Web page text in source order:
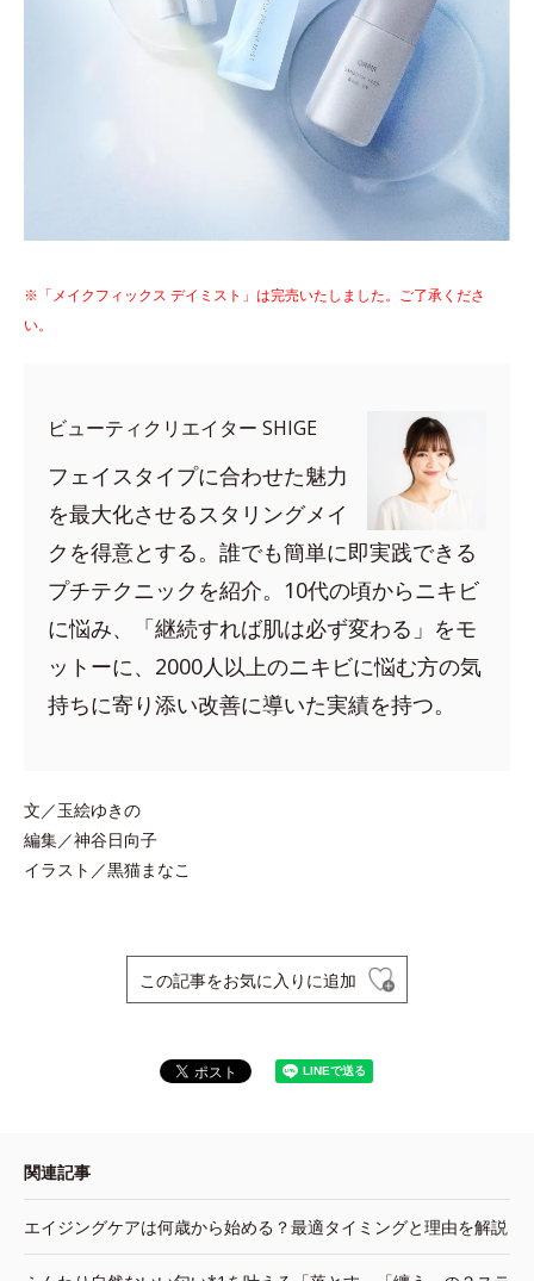
※「メイクフィックス デイミスト」は完売いたしました。ご了承くださ
い。
ビューティクリエイター SHIGE
フェイスタイプに合わせた魅力
を最大化させるスタリングメイ
クを得意とする。誰でも簡単に即実践できる
プチテクニックを紹介。10代の頃からニキビ
に悩み、「継続すれば肌は必ず変わる」をモ
ットーに、2000人以上のニキビに悩む方の気
持ちに寄り添い改善に導いた実績を持つ。
文／玉絵ゆきの
編集／神谷日向子
イラスト／黒猫まなこ
この記事をお気に入りに追加
関連記事
エイジングケアは何歳から始める？最適タイミングと理由を解説